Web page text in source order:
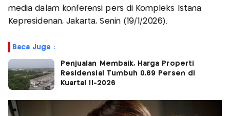
media dalam konferensi pers di Kompleks Istana
Kepresidenan, Jakarta, Senin (19/1/2026).
Baca Juga :
Penjualan Membaik, Harga Properti
Residensial Tumbuh 0,69 Persen di
Kuartal II-2026